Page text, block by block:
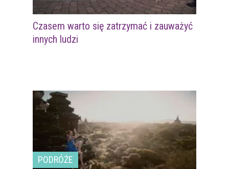
Czasem warto się zatrzymać i zauważyć
innych ludzi
PODRÓŻE